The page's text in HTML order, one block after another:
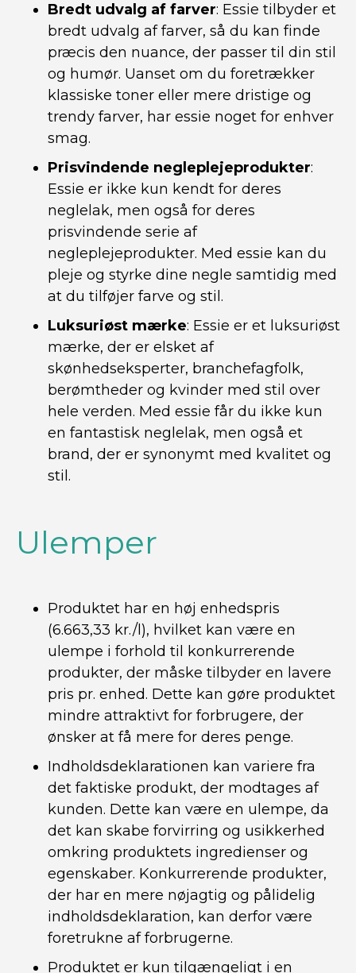
Bredt udvalg af farver: Essie tilbyder et
bredt udvalg af farver, så du kan finde
præcis den nuance, der passer til din stil
og humør. Uanset om du foretrækker
klassiske toner eller mere dristige og
trendy farver, har essie noget for enhver
smag.
Prisvindende negleplejeprodukter:
Essie er ikke kun kendt for deres
neglelak, men også for deres
prisvindende serie af
negleplejeprodukter. Med essie kan du
pleje og styrke dine negle samtidig med
at du tilføjer farve og stil.
Luksuriøst mærke: Essie er et luksuriøst
mærke, der er elsket af
skønhedseksperter, branchefagfolk,
berømtheder og kvinder med stil over
hele verden. Med essie får du ikke kun
en fantastisk neglelak, men også et
brand, der er synonymt med kvalitet og
stil.
Ulemper
Produktet har en høj enhedspris
(6.663,33 kr./l), hvilket kan være en
ulempe i forhold til konkurrerende
produkter, der måske tilbyder en lavere
pris pr. enhed. Dette kan gøre produktet
mindre attraktivt for forbrugere, der
ønsker at få mere for deres penge.
Indholdsdeklarationen kan variere fra
det faktiske produkt, der modtages af
kunden. Dette kan være en ulempe, da
det kan skabe forvirring og usikkerhed
omkring produktets ingredienser og
egenskaber. Konkurrerende produkter,
der har en mere nøjagtig og pålidelig
indholdsdeklaration, kan derfor være
foretrukne af forbrugerne.
Produktet er kun tilgængeligt i en